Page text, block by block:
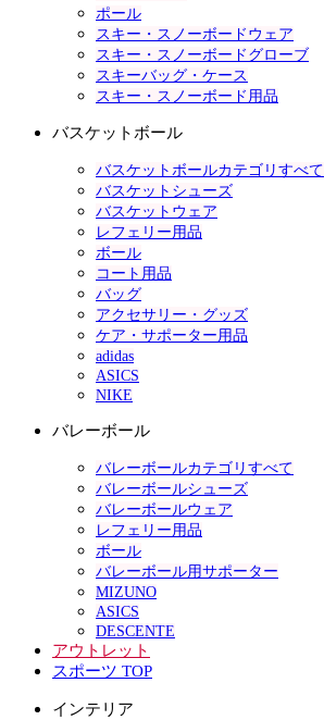
ポール
スキー・スノーボードウェア
スキー・スノーボードグローブ
スキーバッグ・ケース
スキー・スノーボード用品
バスケットボール
バスケットボールカテゴリすべて
バスケットシューズ
バスケットウェア
レフェリー用品
ボール
コート用品
バッグ
アクセサリー・グッズ
ケア・サポーター用品
adidas
ASICS
NIKE
バレーボール
バレーボールカテゴリすべて
バレーボールシューズ
バレーボールウェア
レフェリー用品
ボール
バレーボール用サポーター
MIZUNO
ASICS
DESCENTE
アウトレット
スポーツ TOP
インテリア